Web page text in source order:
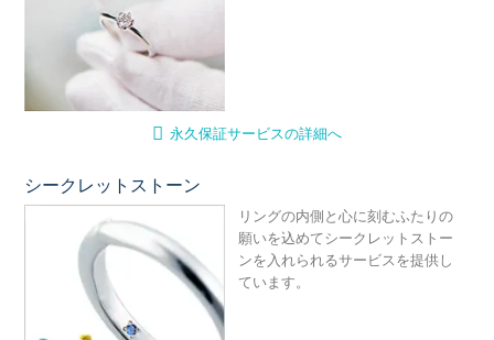
永久保証サービスの詳細へ
シークレットストーン
リングの内側と心に刻むふたりの
願いを込めてシークレットストー
ンを入れられるサービスを提供し
ています。